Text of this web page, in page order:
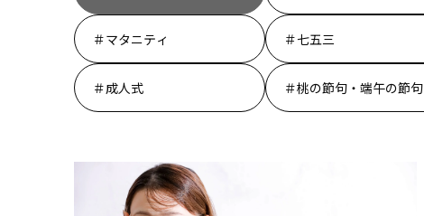
マタニティ 七五三
成人式 桃の節句・端午の節句